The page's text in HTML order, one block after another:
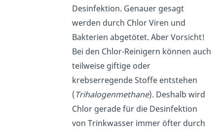
Desinfektion. Genauer gesagt
werden durch Chlor Viren und
Bakterien abgetötet. Aber Vorsicht!
Bei den Chlor-Reinigern können auch
teilweise giftige oder
krebserregende Stoffe entstehen
(Trihalogenmethane). Deshalb wird
Chlor gerade für die Desinfektion
von Trinkwasser immer öfter durch